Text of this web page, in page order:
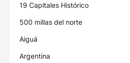
19 Capitales Histórico
500 millas del norte
Aiguá
Argentina